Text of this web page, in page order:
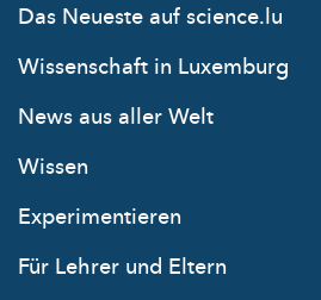
Das Neueste auf science.lu
Wissenschaft in Luxemburg
News aus aller Welt
Wissen
Experimentieren
Für Lehrer und Eltern